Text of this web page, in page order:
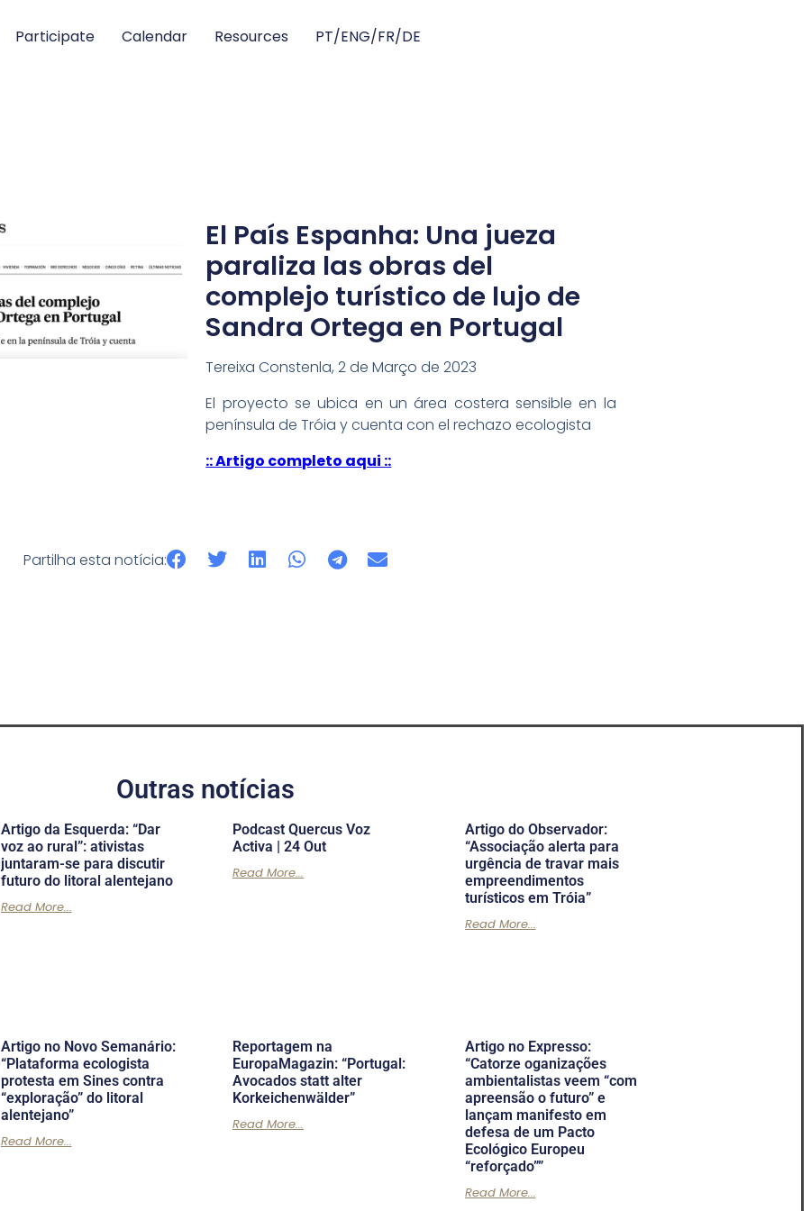
Participate Calendar Resources PT/ENG/FR/DE
El País Espanha: Una jueza
paraliza las obras del
complejo turístico de lujo de
Sandra Ortega en Portugal
Tereixa Constenla, 2 de Março de 2023
El proyecto se ubica en un área costera sensible en la
península de Tróia y cuenta con el rechazo ecologista
:: Artigo completo aqui ::
Partilha esta notícia:
Outras notícias
Artigo da Esquerda: “Dar
voz ao rural”: ativistas
juntaram-se para discutir
futuro do litoral alentejano
Read More...
Podcast Quercus Voz
Activa | 24 Out
Read More...
Artigo do Observador:
“Associação alerta para
urgência de travar mais
empreendimentos
turísticos em Tróia”
Read More...
Artigo no Novo Semanário:
“Plataforma ecologista
protesta em Sines contra
“exploração” do litoral
alentejano”
Read More...
Reportagem na
EuropaMagazin: “Portugal:
Avocados statt alter
Korkeichenwälder”
Read More...
Artigo no Expresso:
“Catorze oganizações
ambientalistas veem “com
apreensão o futuro” e
lançam manifesto em
defesa de um Pacto
Ecológico Europeu
“reforçado””
Read More...